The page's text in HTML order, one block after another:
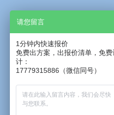
友情链接 ：
江西旭邦设备有限公司赣ICP
请您留言
1分钟内快速报价
免费出方案，出报价清单，免费
计：
17779315886（微信同号）